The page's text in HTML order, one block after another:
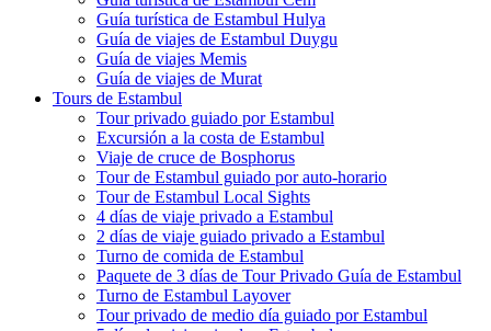
Guía turística de Estambul Hulya
Guía de viajes de Estambul Duygu
Guía de viajes Memis
Guía de viajes de Murat
Tours de Estambul
Tour privado guiado por Estambul
Excursión a la costa de Estambul
Viaje de cruce de Bosphorus
Tour de Estambul guiado por auto-horario
Tour de Estambul Local Sights
4 días de viaje privado a Estambul
2 días de viaje guiado privado a Estambul
Turno de comida de Estambul
Paquete de 3 días de Tour Privado Guía de Estambul
Turno de Estambul Layover
Tour privado de medio día guiado por Estambul